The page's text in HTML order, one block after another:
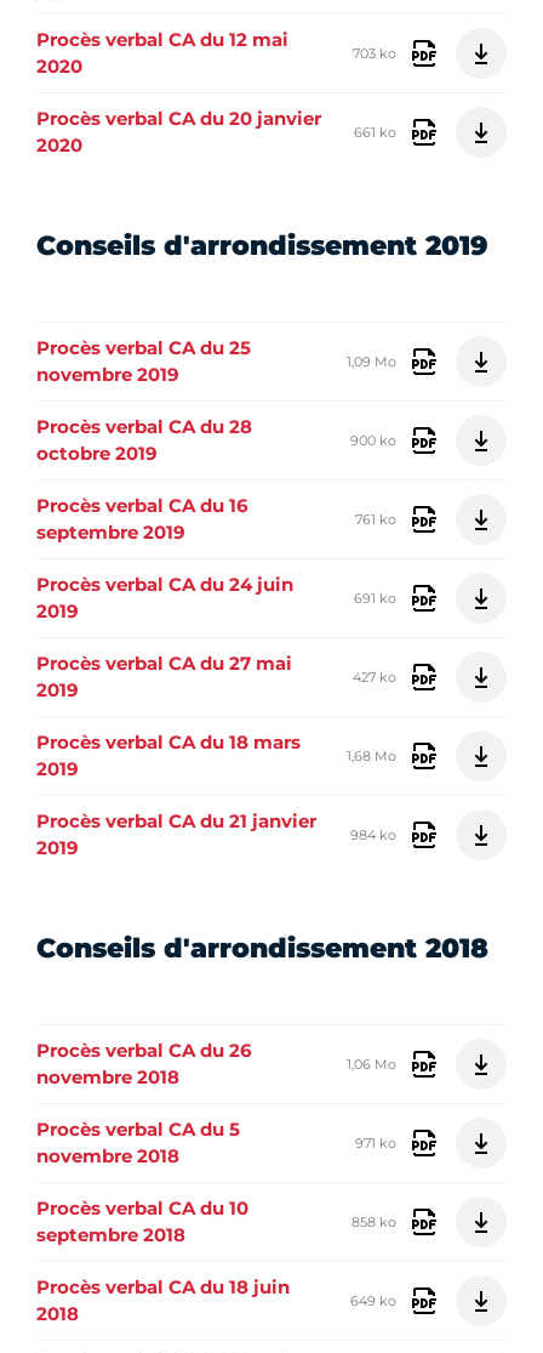
Procès verbal CA du 12 mai
2020
703 ko
Procès verbal CA du 20 janvier
2020
661 ko
Conseils d'arrondissement 2019
Procès verbal CA du 25
novembre 2019
1,09 Mo
Procès verbal CA du 28
octobre 2019
900 ko
Procès verbal CA du 16
septembre 2019
761 ko
Procès verbal CA du 24 juin
2019
691 ko
Procès verbal CA du 27 mai
2019
427 ko
Procès verbal CA du 18 mars
2019
1,68 Mo
Procès verbal CA du 21 janvier
2019
984 ko
Conseils d'arrondissement 2018
Procès verbal CA du 26
novembre 2018
1,06 Mo
Procès verbal CA du 5
novembre 2018
971 ko
Procès verbal CA du 10
septembre 2018
858 ko
Procès verbal CA du 18 juin
2018
649 ko